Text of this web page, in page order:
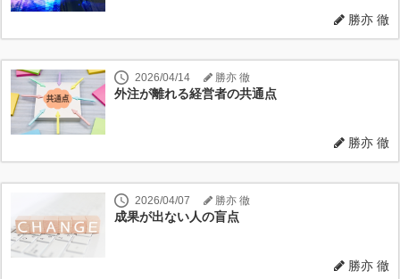
勝亦 徹
2026/04/14 勝亦 徹
外注が離れる経営者の共通点
勝亦 徹
2026/04/07 勝亦 徹
成果が出ない人の盲点
勝亦 徹